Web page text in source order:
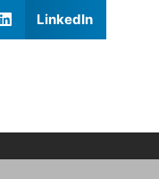
LinkedIn